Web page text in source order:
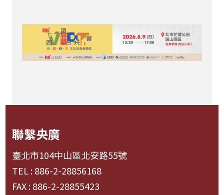
聯繫央廣
臺北市104中山區北安路55號
TEL : 886-2-28856168
FAX : 886-2-28855423